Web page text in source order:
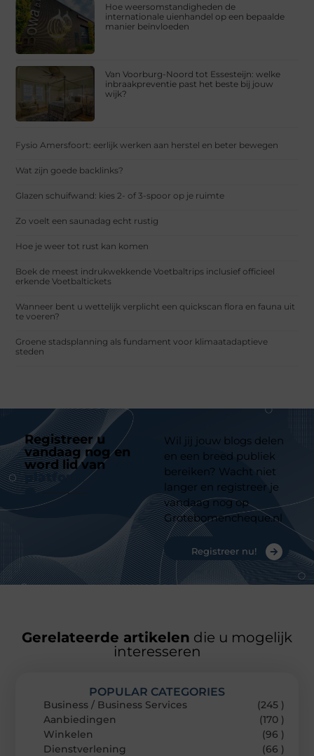
Hoe weersomstandigheden de
internationale uienhandel op een bepaalde
manier beïnvloeden
Van Voorburg-Noord tot Essesteijn: welke
inbraakpreventie past het beste bij jouw
wijk?
Fysio Amersfoort: eerlijk werken aan herstel en beter bewegen
Wat zijn goede backlinks?
Glazen schuifwand: kies 2- of 3-spoor op je ruimte
Zo voelt een saunadag echt rustig
Hoe je weer tot rust kan komen
Boek de meest indrukwekkende Voetbaltrips inclusief officieel
erkende Voetbaltickets
Wanneer bent u wettelijk verplicht een quickscan flora en fauna uit
te voeren?
Groene stadsplanning als fundament voor klimaatadaptieve
steden
Registreer u
vandaag nog en
word lid van
platform
Wil jij jouw blogs delen
en een breed publiek
bereiken? Wacht niet
langer en registreer je
vandaag nog op
Grotebomencheque.nl
Registreer nu!
Gerelateerde artikelen die u mogelijk
interesseren
POPULAR CATEGORIES
Business / Business Services
(245 )
Aanbiedingen
(170 )
Winkelen
(96 )
Dienstverlening
(66 )